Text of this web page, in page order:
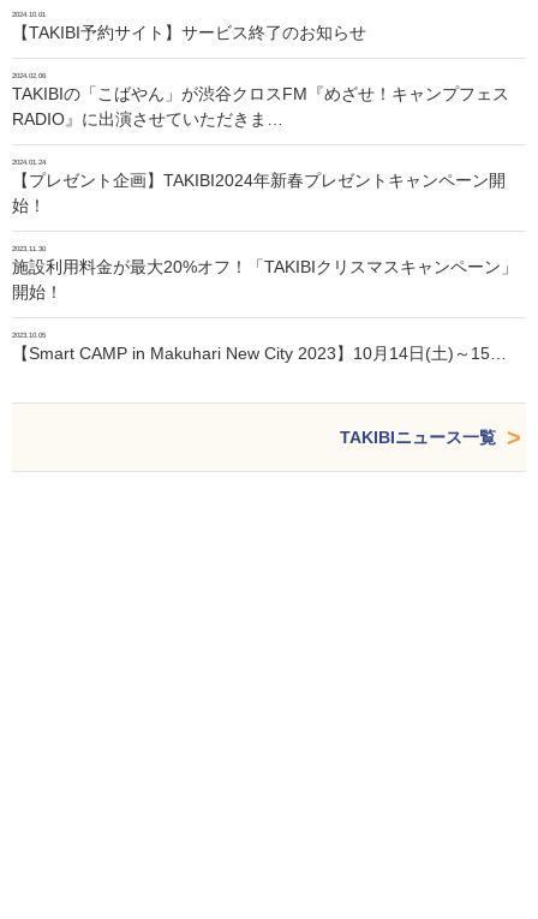
2024.10.01
【TAKIBI予約サイト】サービス終了のお知らせ
2024.02.06
TAKIBIの「こばやん」が渋谷クロスFM『めざせ！キャンプフェス
RADIO』に出演させていただきま…
2024.01.24
【プレゼント企画】TAKIBI2024年新春プレゼントキャンペーン開
始！
2023.11.30
施設利用料金が最大20%オフ！「TAKIBIクリスマスキャンペーン」
開始！
2023.10.05
【Smart CAMP in Makuhari New City 2023】10月14日(土)～15…
TAKIBIニュース一覧